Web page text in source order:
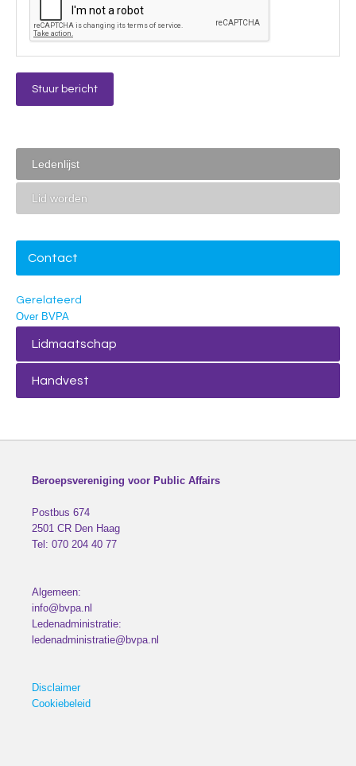
Ledenlijst
Lid worden
Contact
Gerelateerd
Over BVPA
Lidmaatschap
Handvest
Beroepsvereniging voor Public Affairs
Postbus 674
2501 CR Den Haag
Tel: 070 204 40 77
Algemeen:
info@bvpa.nl
Ledenadministratie:
ledenadministratie@bvpa.nl
Disclaimer
Cookiebeleid